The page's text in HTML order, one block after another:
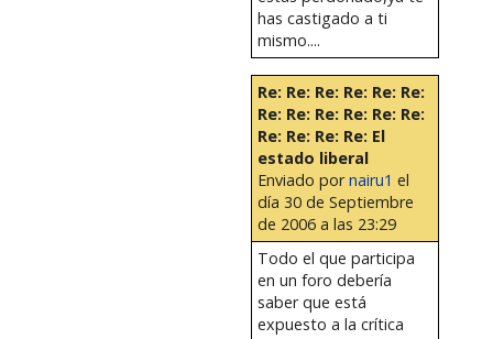
has castigado a ti
mismo....
Re: Re: Re: Re: Re: Re:
Re: Re: Re: Re: Re: Re:
Re: Re: Re: Re: El
estado liberal
Enviado pornairu1 el
día 30 de Septiembre
de 2006 a las 23:29
Todo el que participa
en un foro debería
saber que está
expuesto a la crítica